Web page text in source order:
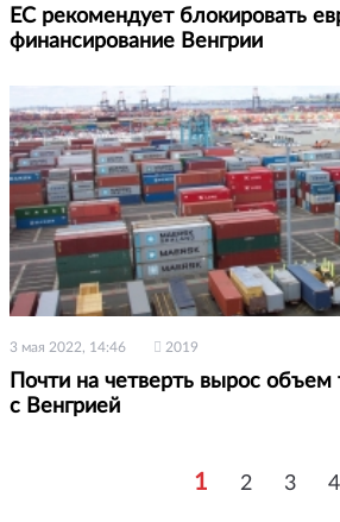
ЕС рекомендует блокировать
финансирование Венгрии
3 мая 2022, 14:46 2019
Почти на четверть вырос
с Венгрией
1 2 3 4